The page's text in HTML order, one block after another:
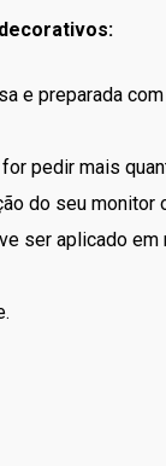
e preparada
pedir mais
do seu monitor
ser aplicado em